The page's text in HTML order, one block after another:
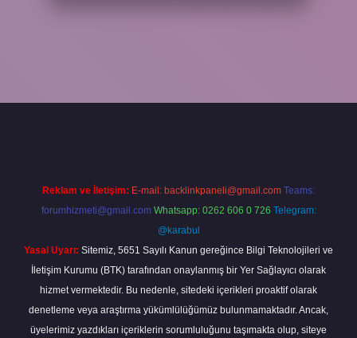
Reklam ve İletişim: E-mail: backlinkpaneli@gmail.com Teams:
forumhizmeti@gmail.com Whatsapp: 0262 606 0 726 Telegram:
@karabul
Yasal Uyarı: Sitemiz, 5651 Sayılı Kanun gereğince Bilgi Teknolojileri ve
İletişim Kurumu (BTK) tarafından onaylanmış bir Yer Sağlayıcı olarak
hizmet vermektedir. Bu nedenle, sitedeki içerikleri proaktif olarak
denetleme veya araştırma yükümlülüğümüz bulunmamaktadır. Ancak,
üyelerimiz yazdıkları içeriklerin sorumluluğunu taşımakta olup, siteye